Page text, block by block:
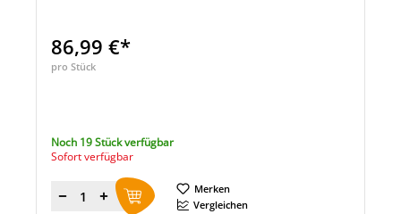
86,99 €*
pro Stück
Noch 19 Stück verfügbar
Sofort verfügbar
Menge
Merken
Vergleichen